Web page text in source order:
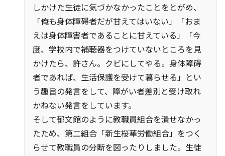
しかけた生徒に気づかなかったことをとがめ、
「俺も身体障碍者だが甘えてはいない」「おま
えは身体障害者であることに甘えている」「今
度、学校内で補聴器をつけていないところを見
かけたら、許さん。クビにしてやる。身体障碍
者であれば、生活保護を受けて暮らせる」とい
う趣旨の発言をして、障がい者差別と受け取れ
かねない発言をしています。
そして郁文館のように教職員組合を潰せなかっ
たため、第二組合「新生桜華労働組合」をつく
らせて教職員の分断を図ったりしました。生徒